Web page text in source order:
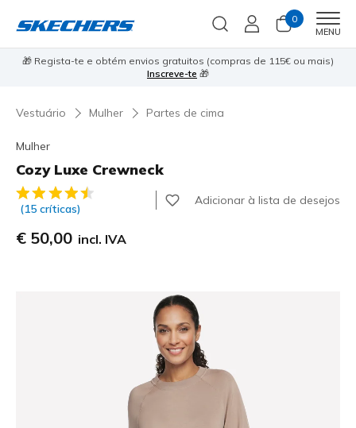
0
MENU
🎁 Regista-te e obtém envios gratuitos (compras de 115€ ou mais)
Inscreve-te 🎁
Vestuário Mulher Partes de cima
Mulher
Cozy Luxe Crewneck
3$3 de 5 – Classificação do cliente
(15 críticas)
Adicionar à lista de desejos
€ 50,00 incl. IVA